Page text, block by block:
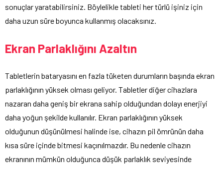
sonuçlar yaratabilirsiniz. Böylelikle tableti her türlü işiniz için
daha uzun süre boyunca kullanmış olacaksınız.
Ekran Parlaklığını Azaltın
Tabletlerin bataryasını en fazla tüketen durumların başında ekran
parlaklığının yüksek olması geliyor. Tabletler diğer cihazlara
nazaran daha geniş bir ekrana sahip olduğundan dolayı enerjiyi
daha yoğun şekilde kullanılır. Ekran parlaklığının yüksek
olduğunun düşünülmesi halinde ise, cihazın pil ömrünün daha
kısa süre içinde bitmesi kaçınılmazdır. Bu nedenle cihazın
ekranının mümkün olduğunca düşük parlaklık seviyesinde